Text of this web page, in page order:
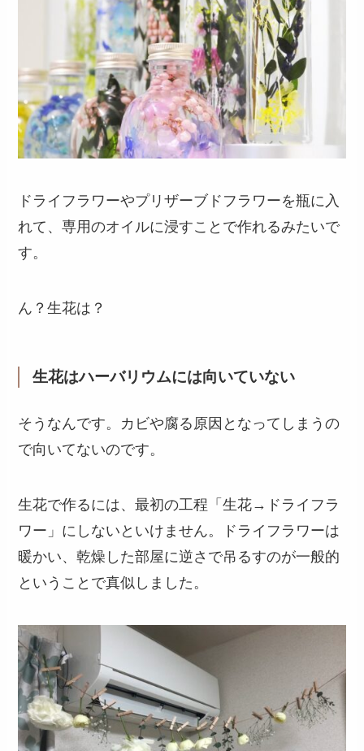
ドライフラワーやプリザーブドフラワーを瓶に入
れて、専用のオイルに浸すことで作れるみたいで
す。
ん？生花は？
生花はハーバリウムには向いていない
そうなんです。カビや腐る原因となってしまうの
で向いてないのです。
生花で作るには、最初の工程「生花→ドライフラ
ワー」にしないといけません。ドライフラワーは
暖かい、乾燥した部屋に逆さで吊るすのが一般的
ということで真似しました。